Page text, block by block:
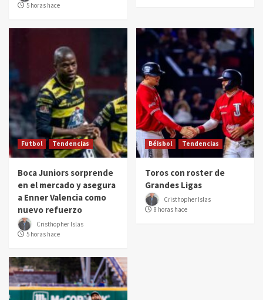
5 horas hace
Futbol Tendencias
Boca Juniors sorprende
en el mercado y asegura
a Enner Valencia como
nuevo refuerzo
Cristhopher Islas
5 horas hace
Béisbol Tendencias
Toros con roster de
Grandes Ligas
Cristhopher Islas
8 horas hace